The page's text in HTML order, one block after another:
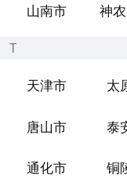
山南市 神
T
天津市 太
唐山市 泰
通化市 铜